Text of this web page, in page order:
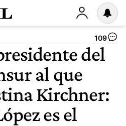
109
del
al que
Kirchner:
es el